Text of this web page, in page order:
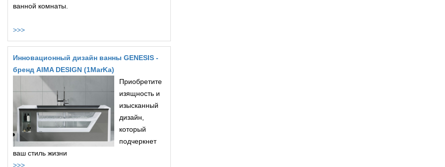
ванной комнаты.
>>>
Инновационный дизайн ванны GENESIS -
бренд AIMA DESIGN (1MarKa)
Приобретите
изящность и
изысканный
дизайн,
который
подчеркнет
ваш стиль жизни
>>>